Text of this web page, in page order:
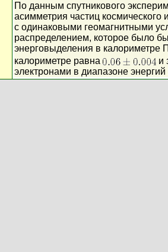
По данным спутникового
асимметрия частиц
с одинаковыми геомагнитными
распределением, которое было
энерговыделения в
калориметре равна
и
электронами в диапазоне